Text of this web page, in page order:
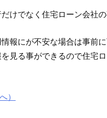
けでなく住宅ローン会社
報にが不安な場合は事前
見る事ができるので住宅
）